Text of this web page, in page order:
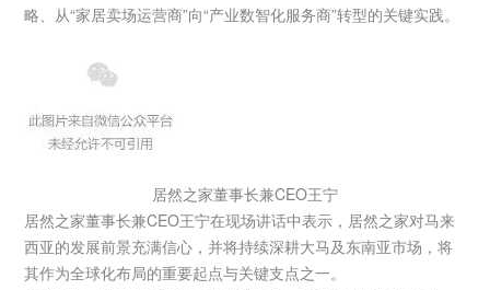
略、从“家居卖场运营商”向“产业数智化服务商”转型的关键实践。
居然之家董事长兼CEO王宁
居然之家董事长兼CEO王宁在现场讲话中表示，居然之家对马来
西亚的发展前景充满信心，并将持续深耕大马及东南亚市场，将
其作为全球化布局的重要起点与关键支点之一。